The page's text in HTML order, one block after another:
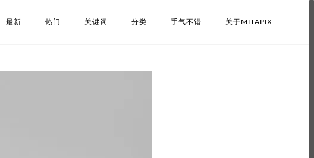
最新 热门 关键词 分类 手气不错 关于MITAPIX